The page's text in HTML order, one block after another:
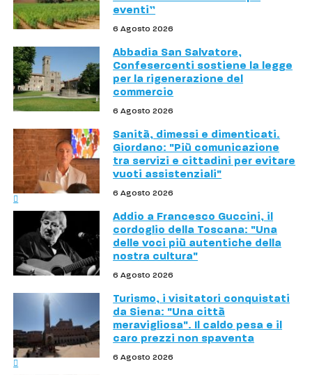
eventi”
6 Agosto 2026
Abbadia San Salvatore,
Confesercenti sostiene la legge
per la rigenerazione del
commercio
6 Agosto 2026
Sanità, dimessi e dimenticati.
Giordano: "Più comunicazione
tra servizi e cittadini per evitare
vuoti assistenziali"
6 Agosto 2026
Addio a Francesco Guccini, il
cordoglio della Toscana: "Una
delle voci più autentiche della
nostra cultura"
6 Agosto 2026
Turismo, i visitatori conquistati
da Siena: "Una città
meravigliosa". Il caldo pesa e il
caro prezzi non spaventa
6 Agosto 2026